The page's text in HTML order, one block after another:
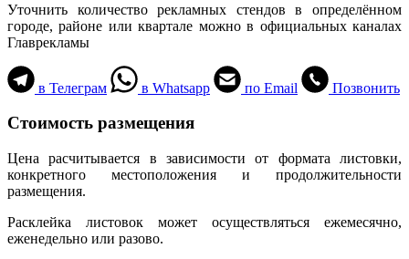
Уточнить количество рекламных стендов в определённом
городе, районе или квартале можно в официальных каналах
Главрекламы
в Телеграм в Whatsapp по Email Позвонить
Стоимость размещения
Цена расчитывается в зависимости от формата листовки,
конкретного местоположения и продолжительности
размещения.
Расклейка листовок может осуществляться ежемесячно,
еженедельно или разово.